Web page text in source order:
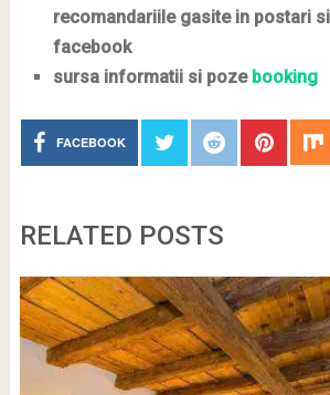
recomandariile gasite in postari
facebook
sursa informatii si poze booking
FACEBOOK
RELATED POSTS